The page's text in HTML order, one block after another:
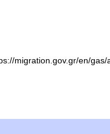
migration.gov.gr/en/